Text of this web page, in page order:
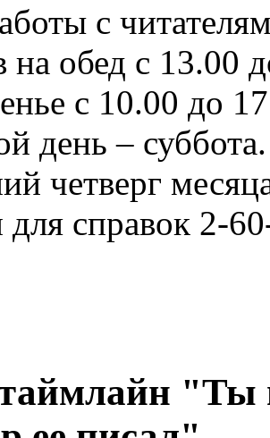
с
на обед с 13.00
с 10.00 до
день – суббота.
четверг
справок 2-
"Ты